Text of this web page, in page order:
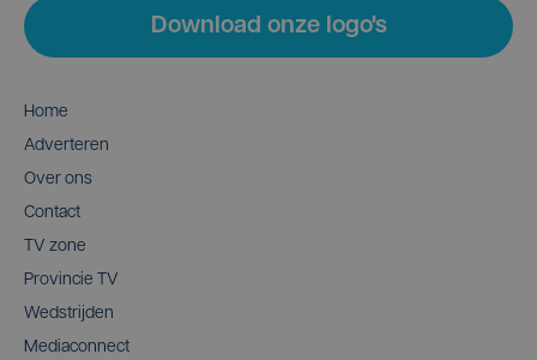
Download onze logo's
Home
Adverteren
Over ons
Contact
TV zone
Provincie TV
Wedstrijden
Mediaconnect